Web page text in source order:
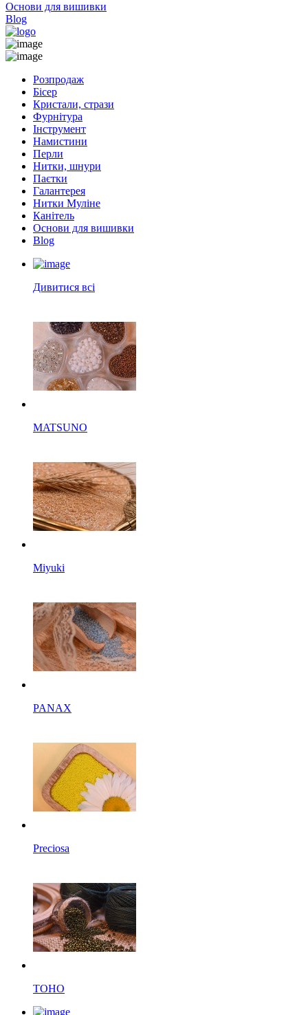
Основи для вишивки
Blog
Розпродаж
Бісер
Кристали, стрази
Фурнітура
Інструмент
Намистини
Перли
Нитки, шнури
Паєтки
Галантерея
Нитки Муліне
Канітель
Основи для вишивки
Blog
Дивитися всі
MATSUNO
Miyuki
PANAX
Preciosa
TOHO